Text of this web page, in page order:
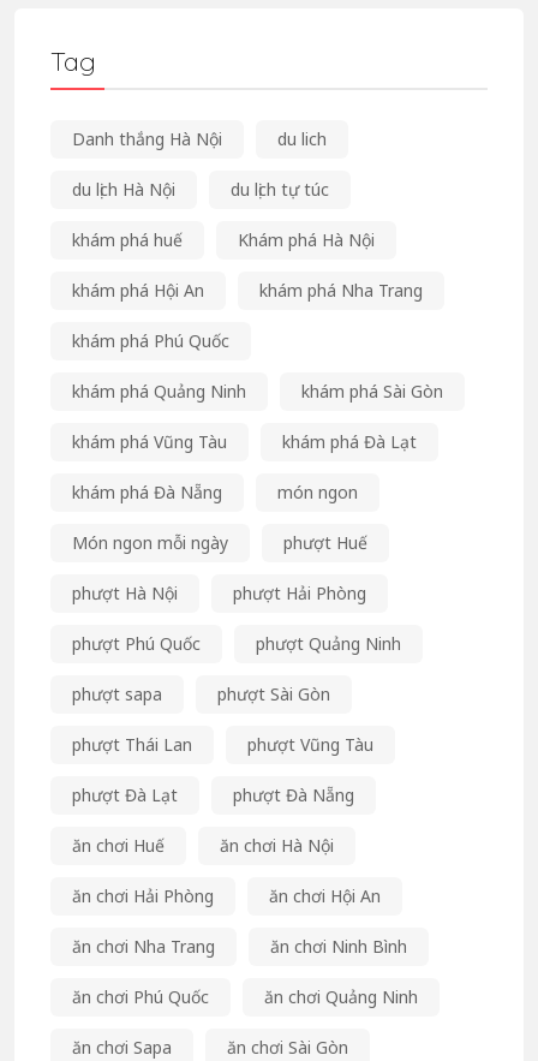
Tag
Danh thắng Hà Nội du lich
du lịch Hà Nội du lịch tự túc
khám phá huế Khám phá Hà Nội
khám phá Hội An khám phá Nha Trang
khám phá Phú Quốc
khám phá Quảng Ninh khám phá Sài Gòn
khám phá Vũng Tàu khám phá Đà Lạt
khám phá Đà Nẵng món ngon
Món ngon mỗi ngày phượt Huế
phượt Hà Nội phượt Hải Phòng
phượt Phú Quốc phượt Quảng Ninh
phượt sapa phượt Sài Gòn
phượt Thái Lan phượt Vũng Tàu
phượt Đà Lạt phượt Đà Nẵng
ăn chơi Huế ăn chơi Hà Nội
ăn chơi Hải Phòng ăn chơi Hội An
ăn chơi Nha Trang ăn chơi Ninh Bình
ăn chơi Phú Quốc ăn chơi Quảng Ninh
ăn chơi Sapa ăn chơi Sài Gòn